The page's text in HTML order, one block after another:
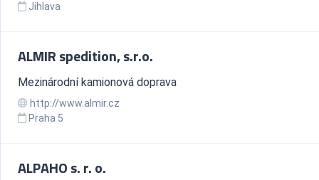
Jihlava
ALMIR spedition, s.r.o.
Mezinárodní kamionová doprava
http://www.almir.cz
Praha 5
ALPAHO s. r. o.